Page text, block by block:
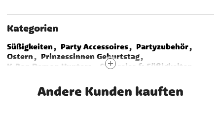
Kategorien
Süßigkeiten Party Accessoires
Partyzubehör
Ostern
Prinzessinnen Geburtstag
K-Pop Demon Hunters
Ostereier & Süßigkeiten
My Little Pony
Disco
Einhorn Geburtstag
Peppa Wutz Geburtstag
Meerjungfrau Geburtstag
Andere Kunden kauften